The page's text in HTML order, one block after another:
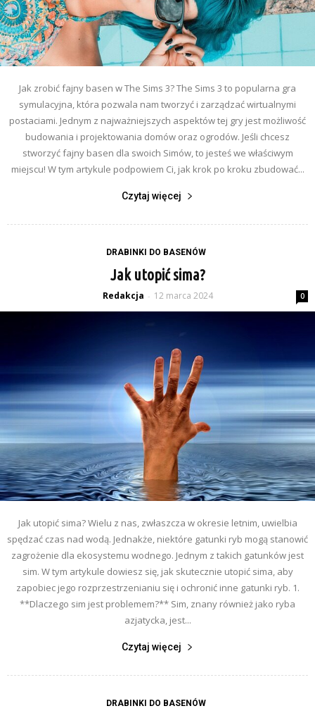
Jak zrobić fajny basen w The Sims 3? The Sims 3 to popularna gra
symulacyjna, która pozwala nam tworzyć i zarządzać wirtualnymi
postaciami. Jednym z najważniejszych aspektów tej gry jest możliwość
budowania i projektowania domów oraz ogrodów. Jeśli chcesz
stworzyć fajny basen dla swoich Simów, to jesteś we właściwym
miejscu! W tym artykule podpowiem Ci, jak krok po kroku zbudować...
Czytaj więcej
DRABINKI DO BASENÓW
Jak utopić sima?
Redakcja - 12 marca 2024 0
Jak utopić sima? Wielu z nas, zwłaszcza w okresie letnim, uwielbia
spędzać czas nad wodą. Jednakże, niektóre gatunki ryb mogą stanowić
zagrożenie dla ekosystemu wodnego. Jednym z takich gatunków jest
sim. W tym artykule dowiesz się, jak skutecznie utopić sima, aby
zapobiec jego rozprzestrzenianiu się i ochronić inne gatunki ryb. 1.
**Dlaczego sim jest problemem?** Sim, znany również jako ryba
azjatycka, jest...
Czytaj więcej
DRABINKI DO BASENÓW